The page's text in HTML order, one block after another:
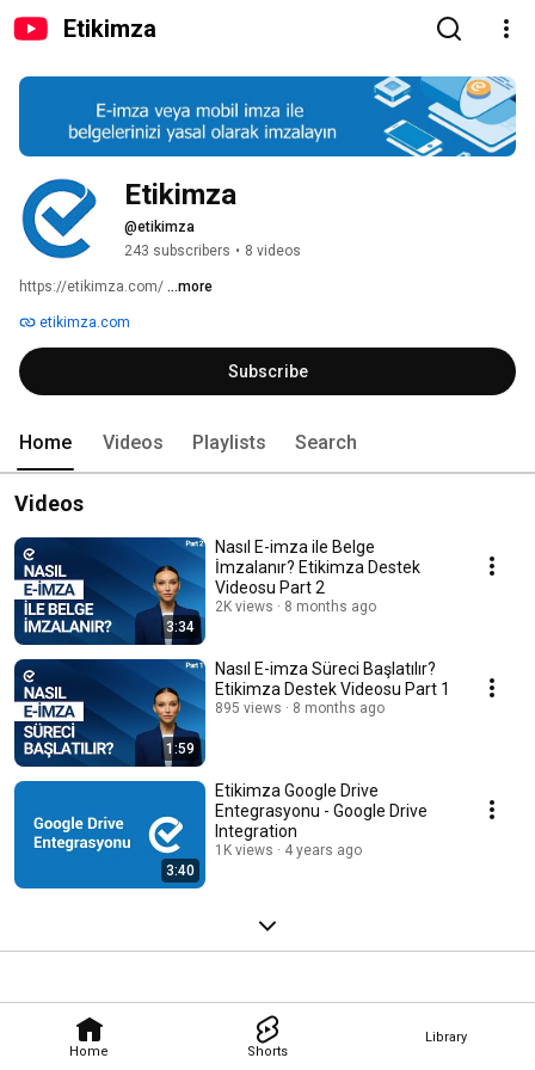
Etikimza
Home Shorts
Library
Etikimza
@etikimza
243 subscribers • 8 videos
https://etikimza.com/ ...more
etikimza.com
Subscribe
Home Videos Playlists Search
Videos
3:34
Nasıl E-imza ile Belge
İmzalanır? Etikimza Destek
Videosu Part 2
2K views 8 months ago
1:59
Nasıl E-imza Süreci Başlatılır?
Etikimza Destek Videosu Part 1
895 views 8 months ago
3:40
Etikimza Google Drive
Entegrasyonu - Google Drive
Integration
1K views 4 years ago